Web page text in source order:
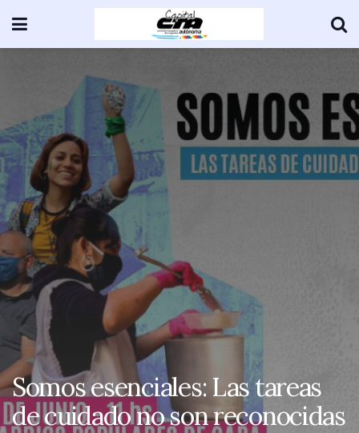
Somos esenciales: Las tareas
de cuidado no son reconocidas